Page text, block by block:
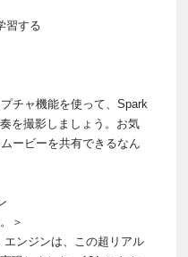
習する
チャ機能を使って、Spark
を撮影しましょう。お気
ービーを共有できるなん
＞
ンジンは、この超リアル